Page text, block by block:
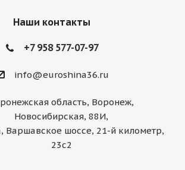
Наши контакты
+7 958 577-07-97
info@euroshina36.ru
область, Воронеж,
Новосибирская, 88И,
Варшавское шоссе, 21-й километр,
23с2